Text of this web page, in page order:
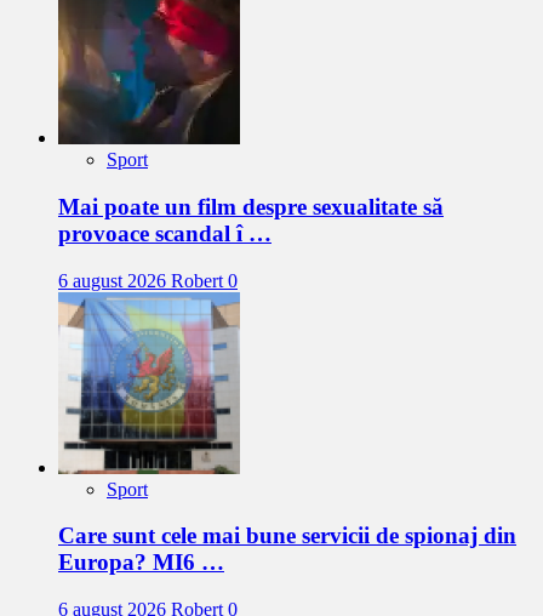
Sport
Mai poate un film despre sexualitate să
provoace scandal î …
6 august 2026 Robert 0
Sport
Care sunt cele mai bune servicii de spionaj din
Europa? MI6 …
6 august 2026 Robert 0